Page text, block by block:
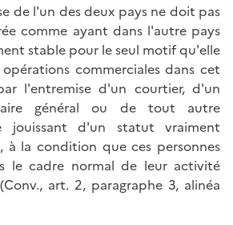
de l'un des deux pays ne doit pas
comme ayant dans l'autre pays
stable pour le seul motif qu'elle
commerciales dans cet
l'entremise d'un courtier, d'un
général ou de tout autre
jouissant d'un statut vraiment
à la condition que ces personnes
le cadre normal de leur activité
art. 2, paragraphe 3, alinéa